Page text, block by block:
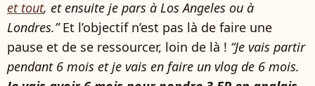
et tout, et ensuite je pars à Los Angeles ou à
Londres.”Et l’objectif n’est pas là de faire une
pause et de se ressourcer, loin de là ! “Je vais partir
pendant 6 mois et je vais en faire un vlog de 6 mois.